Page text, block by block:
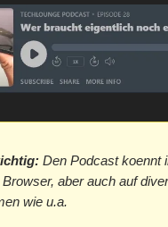
Den Podcast koennt
aber auch auf
wie u.a.